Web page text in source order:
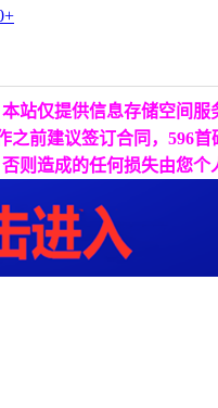
站仅提供信息存储空间
之前建议签订合同，596
则造成的任何损失由您个